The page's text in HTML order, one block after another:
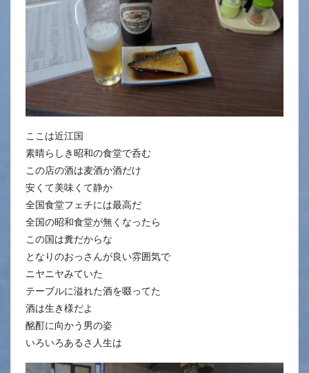
ここは近江国
素晴らしき昭和の食堂で呑む
この店の酒は麦酒か酒だけ
安くて美味くて静か
全国食堂フェチには最高だ
全国の昭和食堂が無くなったら
この国は糞だからな
となりのおっさんが良い雰囲気で
ニヤニヤみていた
テーブルに溢れた酒を啜ってた
酒は生き様だよ
酩酊に向かう男の姿
いろいろあるさ人生は